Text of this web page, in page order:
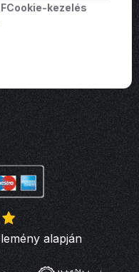
Cookie-kezelés
alapján